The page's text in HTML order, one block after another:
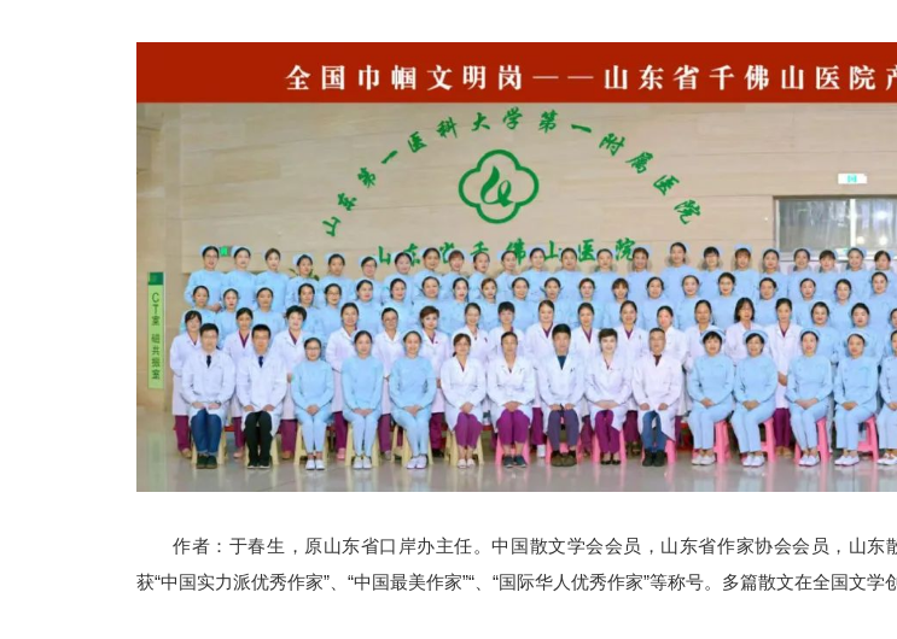
作者：于春生，原山东省口岸办主任。中国散文学会会员，山东省作家协会会员，山东
获“中国实力派优秀作家”、“中国最美作家”“、“国际华人优秀作家”等称号。多篇散文在全国文学